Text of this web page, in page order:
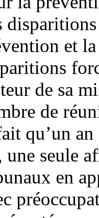
et
de sa
de
qu’un
seule
en